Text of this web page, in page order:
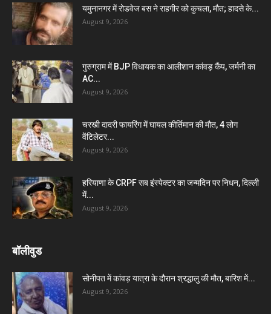
यमुनानगर में रोडवेज बस ने राहगीर को कुचला, मौत; हादसे के...
August 9, 2026
गुरुग्राम में BJP विधायक का आलीशान कांवड़ कैंप, जर्मनी का
AC...
August 9, 2026
चरखी दादरी फायरिंग में घायल कीर्तिमान की मौत, 4 लोग
वेंटिलेटर...
August 9, 2026
हरियाणा के CRPF सब इंस्पेक्टर का जन्मदिन पर निधन, दिल्ली
में...
August 9, 2026
बॉलीवुड
सोनीपत में कांवड़ यात्रा के दौरान श्रद्धालु की मौत, बारिश में...
August 9, 2026